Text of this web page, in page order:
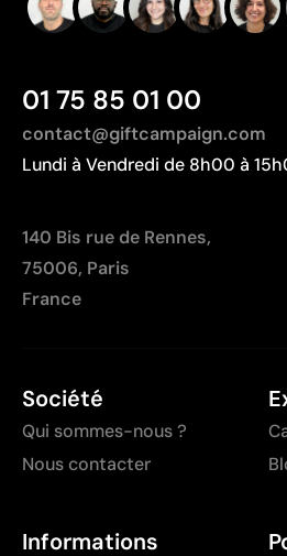
Fabriqué en Chine, avec une
transport plus importante
01 75 85 01 00
contact@giftcampaign.com
Lundi à Vendredi de 8h00 à
140 Bis rue de Rennes,
75006, Paris
France
Société
Qui sommes-nous ?
Nous contacter
Informations